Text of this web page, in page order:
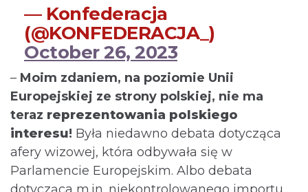
— Konfederacja
(@KONFEDERACJA_)
October 26, 2023
– Moim zdaniem, na poziomie Unii
Europejskiej ze strony polskiej, nie ma
teraz reprezentowania polskiego
interesu! Była niedawno debata dotycząca
afery wizowej, która odbywała się w
Parlamencie Europejskim. Albo debata